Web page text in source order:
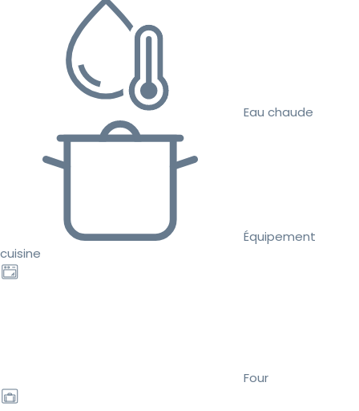
Eau chaude
Équipement
cuisine
Four